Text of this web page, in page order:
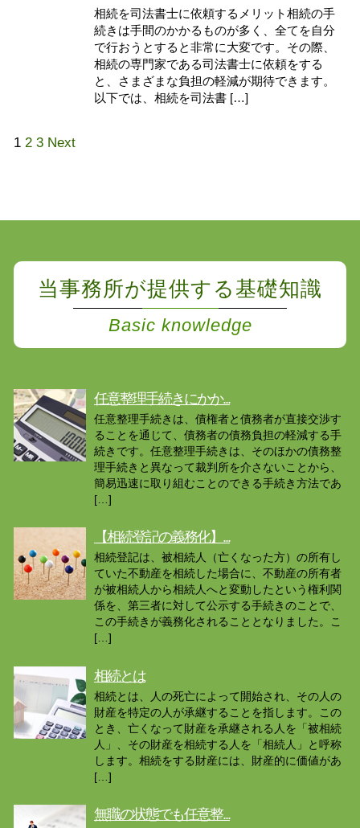
相続を司法書士に依頼するメリット相続の手
続きは手間のかかるものが多く、全てを自分
で行おうとすると非常に大変です。その際、
相続の専門家である司法書士に依頼をする
と、さまざまな負担の軽減が期待できます。
以下では、相続を司法書 […]
1 2 3 Next
当事務所が提供する基礎知識
Basic knowledge
任意整理手続きにかか...
任意整理手続きは、債権者と債務者が直接交渉す
ることを通じて、債務者の債務負担の軽減する手
続きです。任意整理手続きは、そのほかの債務整
理手続きと異なって裁判所を介さないことから、
簡易迅速に取り組むことのできる手続き方法であ
[…]
【相続登記の義務化】...
相続登記は、被相続人（亡くなった方）の所有し
ていた不動産を相続した場合に、不動産の所有者
が被相続人から相続人へと変動したという権利関
係を、第三者に対して公示する手続きのことで、
この手続きが義務化されることとなりました。こ
[…]
相続とは
相続とは、人の死亡によって開始され、その人の
財産を特定の人が承継することを指します。この
とき、亡くなって財産を承継される人を「被相続
人」、その財産を相続する人を「相続人」と呼称
します。相続をする財産には、財産的に価値があ
[…]
無職の状態でも任意整...